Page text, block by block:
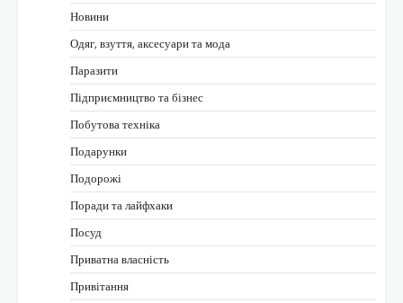
Новини
Одяг, взуття, аксесуари та мода
Паразити
Підприємництво та бізнес
Побутова техніка
Подарунки
Подорожі
Поради та лайфхаки
Посуд
Приватна власність
Привітання